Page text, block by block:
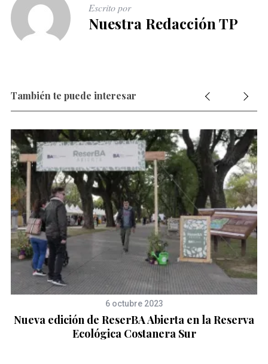
Escrito por
Nuestra Redacción TP
También te puede interesar
6 octubre 2023
Nueva edición de ReserBA Abierta en la Reserva
Ecológica Costanera Sur